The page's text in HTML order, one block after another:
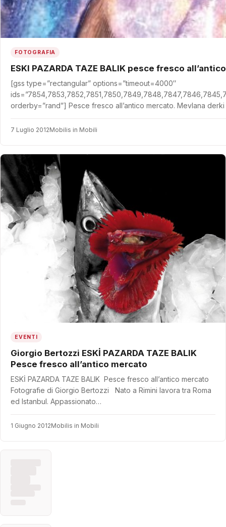
FOTOGRAFIA
ESKI PAZARDA TAZE BALIK pesce fresco
[gss type=”rectangular” options=”timeout=4000″
orderby=”rand”] Pesce fresco all’antico mercato. Mevlana derki
7 Luglio 2012Mobilis in Mobili
EVENTI
Giorgio Bertozzi ESKİ PAZARDA TAZE BALIK
Pesce fresco all’antico mercato
ESKİ PAZARDA TAZE BALIK Pesce fresco all’antico mercato
Fotografie di Giorgio Bertozzi Nato a Rimini lavora tra Roma
ed Istanbul. Appassionato…
1 Giugno 2012Mobilis in Mobili